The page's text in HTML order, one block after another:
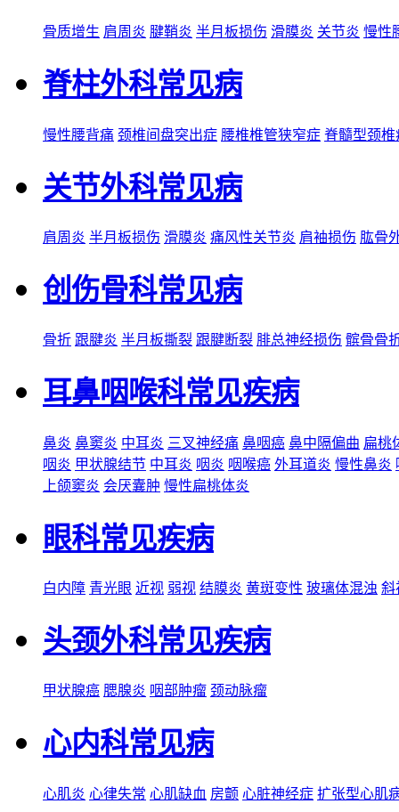
骨质增生 肩周炎 腱鞘炎 半月板损伤 滑膜炎 关节炎 慢性
脊柱外科常见病
慢性腰背痛 颈椎间盘突出症 腰椎椎管狭窄症 脊髓型颈椎
关节外科常见病
肩周炎 半月板损伤 滑膜炎 痛风性关节炎 肩袖损伤 肱骨
创伤骨科常见病
骨折 跟腱炎 半月板撕裂 跟腱断裂 腓总神经损伤 髌骨骨
耳鼻咽喉科常见疾病
鼻炎 鼻窦炎 中耳炎 三叉神经痛 鼻咽癌 鼻中隔偏曲 扁桃
咽炎 甲状腺结节 中耳炎 咽炎 咽喉癌 外耳道炎 慢性鼻炎
上颌窦炎 会厌囊肿 慢性扁桃体炎
眼科常见疾病
白内障 青光眼 近视 弱视 结膜炎 黄斑变性 玻璃体混浊 斜
头颈外科常见疾病
甲状腺癌 腮腺炎 咽部肿瘤 颈动脉瘤
心内科常见病
心肌炎 心律失常 心肌缺血 房颤 心脏神经症 扩张型心肌